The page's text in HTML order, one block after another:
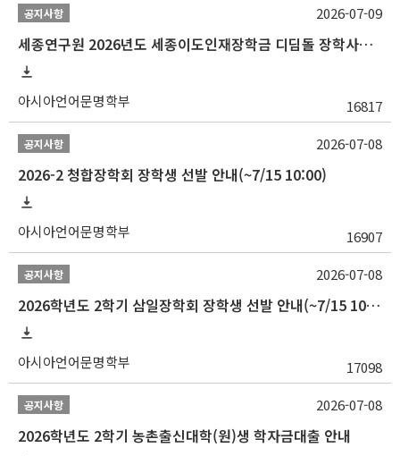
공지사항
세종연구원 2026년도 세종이도인재장학금 디딤돌 장학사업 학자금대출 관련분야(원금상환, 이자지원) 신청 사업 안내
아시아언어문명학부 16817
2026-07-09
공지사항
2026-2 청합장학회 장학생 선발 안내(~7/15 10:00)
아시아언어문명학부 16907
2026-07-08
공지사항
2026학년도 2학기 삼일장학회 장학생 선발 안내(~7/15 10:00)
아시아언어문명학부 17098
2026-07-08
공지사항
2026학년도 2학기 농촌출신대학(원)생 학자금대출 안내
2026-07-08